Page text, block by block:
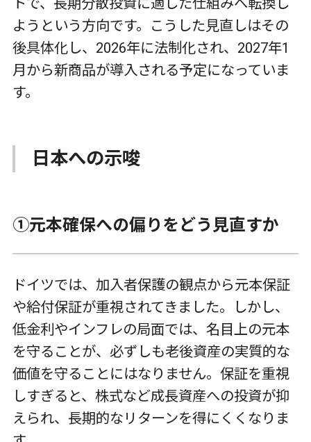
トで、長期分散投資に適した仕組みへ転換し
ようという方向です。こうした見直しはその
後具体化し、 2026年に法制化され、 2027年1
月から新商品が導入される予定になっていま
す。
日本への示唆
①元本確保への偏りをどう見直すか
ドイツでは、加入者保護の観点から元本保証
や給付保証が重視されてきました。しかし、
低金利やインフレの局面では、名目上の元本
を守ることが、必ずしも老後資産の実質的な
価値を守ることにはなりません。保証を重視
しすぎると、株式など成長資産への投資が抑
えられ、長期的なリターンを得にくくなりま